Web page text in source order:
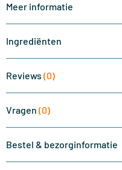
Meer informatie
Ingrediënten
Reviews (0)
Vragen (0)
Bestel & bezorginformatie